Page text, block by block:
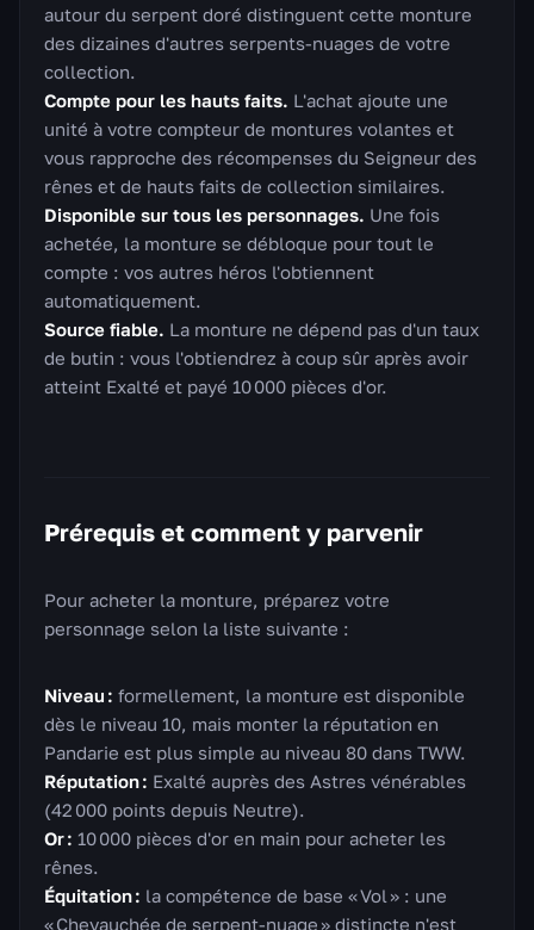
autour du serpent doré distinguent cette monture
des dizaines d'autres serpents-nuages de votre
collection.
Compte pour les hauts faits. L'achat ajoute une
unité à votre compteur de montures volantes et
vous rapproche des récompenses du Seigneur des
rênes et de hauts faits de collection similaires.
Disponible sur tous les personnages. Une fois
achetée, la monture se débloque pour tout le
compte : vos autres héros l'obtiennent
automatiquement.
Source fiable. La monture ne dépend pas d'un taux
de butin : vous l'obtiendrez à coup sûr après avoir
atteint Exalté et payé 10 000 pièces d'or.
Prérequis et comment y parvenir
Pour acheter la monture, préparez votre
personnage selon la liste suivante :
Niveau : formellement, la monture est disponible
dès le niveau 10, mais monter la réputation en
Pandarie est plus simple au niveau 80 dans TWW.
Réputation : Exalté auprès des Astres vénérables
(42 000 points depuis Neutre).
Or : 10 000 pièces d'or en main pour acheter les
rênes.
Équitation : la compétence de base « Vol » : une
« Chevauchée de serpent-nuage » distincte n'est